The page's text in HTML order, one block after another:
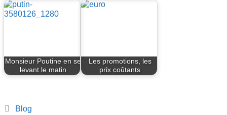
Monsieur Poutine en se
levant le matin
Les promotions, les
prix coûtants
Catégories
Blog